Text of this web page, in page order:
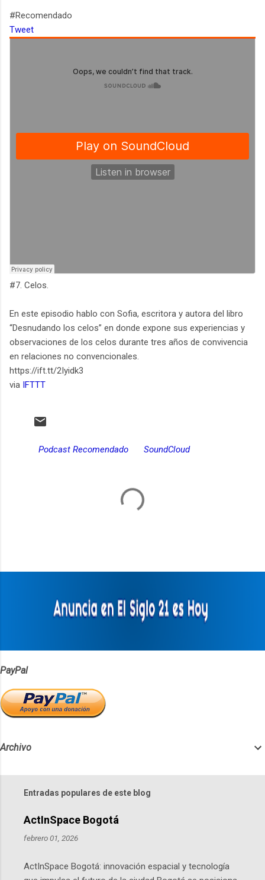
#Recomendado
Tweet
#7. Celos.
En este episodio hablo con Sofia, escritora y autora del libro
“Desnudando los celos” en donde expone sus experiencias y
observaciones de los celos durante tres años de convivencia
en relaciones no convencionales.
https://ift.tt/2Iyidk3
via IFTTT
Podcast Recomendado SoundCloud
PayPal
Archivo
Entradas populares de este blog
ActInSpace Bogotá
febrero 01, 2026
ActInSpace Bogotá: innovación espacial y tecnología